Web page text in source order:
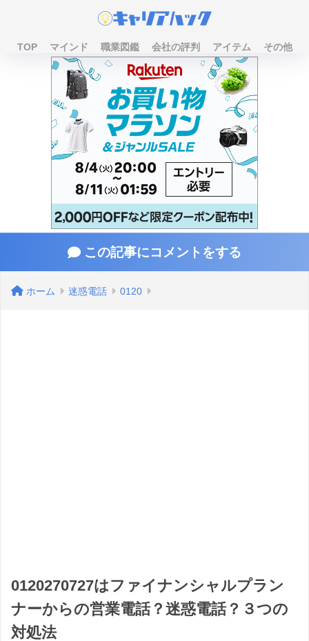
TOP マインド 職業図鑑 会社の評判 アイテム その他
この記事にコメントをする
ホーム 迷惑電話 0120
0120270727はファイナンシャルプラン
ナーからの営業電話？迷惑電話？３つの
対処法